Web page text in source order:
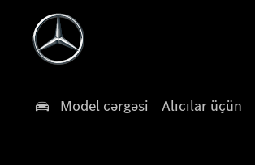
Model cərgəsi Alıcılar üçün